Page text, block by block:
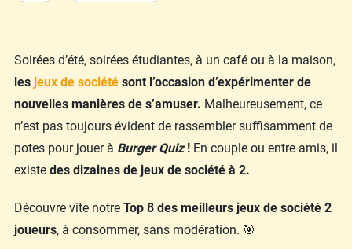
Soirées d’été, soirées étudiantes, à un café ou à la maison,
les jeux de société sont l’occasion d’expérimenter de
nouvelles manières de s’amuser. Malheureusement, ce
n’est pas toujours évident de rassembler suffisamment de
potes pour jouer à Burger Quiz! En couple ou entre amis, il
existe des dizaines de jeux de société à 2.
Découvre vite notre Top 8 des meilleurs jeux de société 2
joueurs, à consommer, sans modération. 🎯